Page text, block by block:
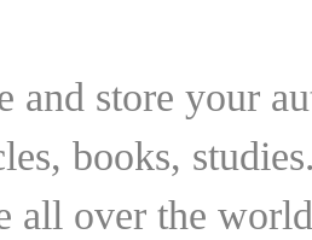
and store your
books,
all over the